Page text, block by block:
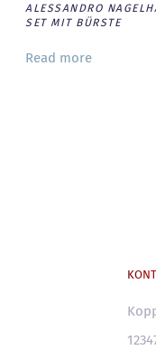
ALESSANDRO
SET MIT BÜRSTE
Read more